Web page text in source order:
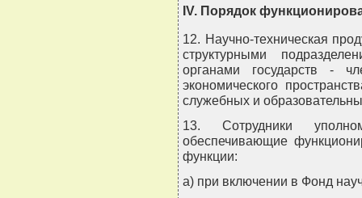
IV. Порядок
12. Научно-техническая
структурными
органами государств -
экономического
служебных и
13. Сотрудники
обеспечивающие
функции:
а) при включении в Фонд